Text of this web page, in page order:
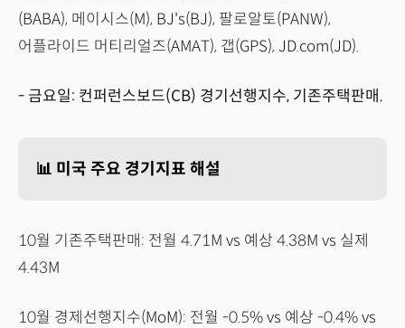
(BABA), 메이시스(M), BJ's(BJ), 팔로알토(PANW),
어플라이드 머티리얼즈(AMAT), 갭(GPS), JD.com(JD).
- 금요일: 컨퍼런스보드(CB) 경기선행지수, 기존주택판매.
📊 미국 주요 경기지표 해설
10월 기존주택판매: 전월 4.71M vs 예상 4.38M vs 실제
4.43M
10월 경제선행지수(MoM): 전월 -0.5% vs 예상 -0.4% vs